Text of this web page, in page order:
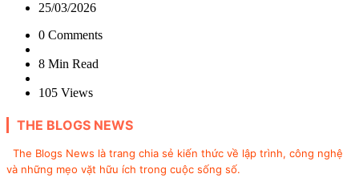
25/03/2026
0 Comments
8 Min Read
105 Views
THE BLOGS NEWS
The Blogs News là trang chia sẻ kiến thức về lập trình, công nghệ
và những mẹo vặt hữu ích trong cuộc sống số.